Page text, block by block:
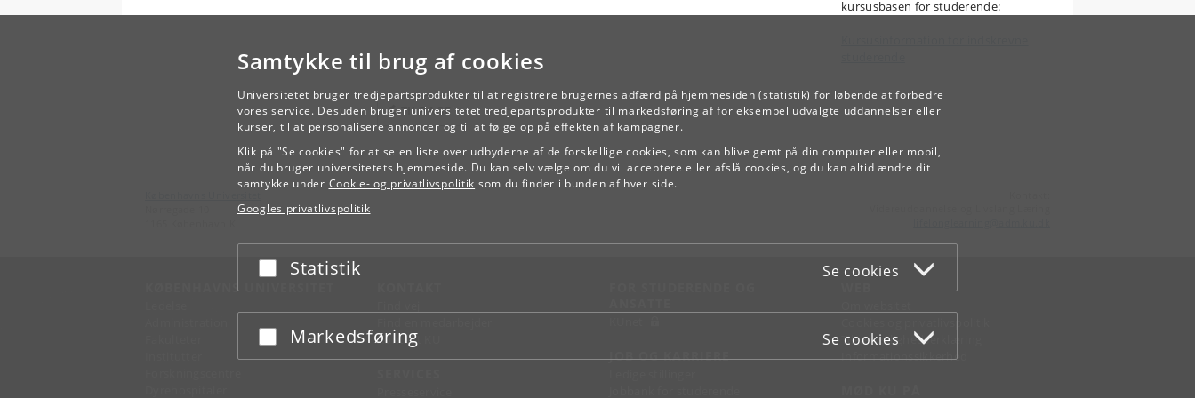
Samtykke til brug af cookies
Universitetet bruger tredjepartsprodukter til at registrere brugernes adfærd på hjemmesiden (statistik) for løbende at forbedre
vores service. Desuden bruger universitetet tredjepartsprodukter til markedsføring af for eksempel udvalgte uddannelser eller
kurser, til at personalisere annoncer og til at følge op på effekten af kampagner.
Klik på "Se cookies" for at se en liste over udbyderne af de forskellige cookies, som kan blive gemt på din computer eller mobil,
når du bruger universitetets hjemmeside. Du kan selv vælge om du vil acceptere eller afslå cookies, og du kan altid ændre dit
samtykke under Cookie- og privatlivspolitik som du finder i bunden af hver side.
Googles privatlivspolitik
Acceptér eller afslå
Statistik Se cookies
Acceptér eller afslå
Markedsføring Se cookies
kursusbasen for studerende:
TILBAGE
KØBENHAVNS UNIVERSITET KONTAKT
Kontakt KU
FOR STUDERENDE OG
JOB OG KARRIERE
WEB
Tilgængelighedserklæring
Informationssikkerhed